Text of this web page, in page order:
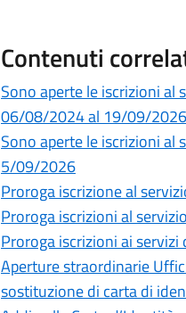
Contenuti
Sono aperte le iscrizioni al
06/08/2024 al 19/09/2026
Sono aperte le iscrizioni
5/09/2026
Proroga iscrizione al
Proroga iscrizioni al
Proroga iscrizioni ai
Aperture straordinarie
sostituzione di carta di